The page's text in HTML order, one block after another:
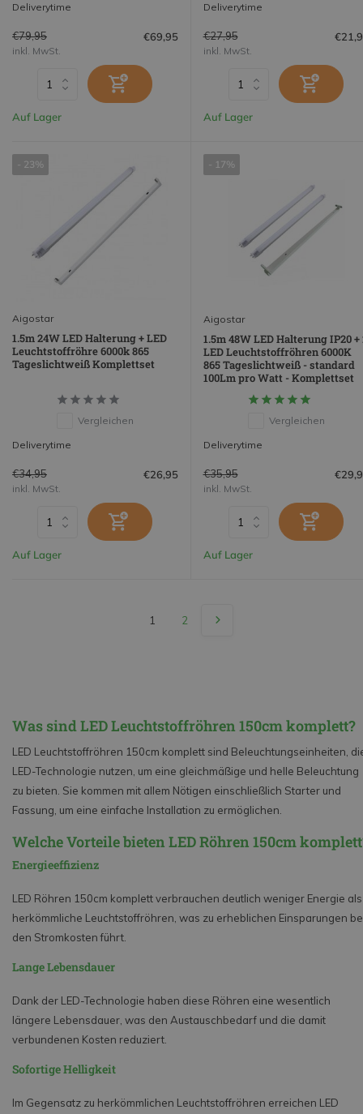
Deliverytime
€79,95 €69,95
inkl. MwSt.
Auf Lager
Deliverytime
€27,95
inkl. MwSt.
Auf Lager
- 23%
Aigostar
1.5m 24W LED Halterung + LED
Leuchtstoffröhre 6000k 865
Tageslichtweiß Komplettset
Vergleichen
Deliverytime
€34,95 €26,95
inkl. MwSt.
Auf Lager
- 17%
Aigostar
1.5m 48W LED Halterung IP20 +
LED Leuchtstoffröhren 6000K
865 Tageslichtweiß - standard
100Lm pro Watt - Komplettset
Vergleichen
Deliverytime
€35,95
inkl. MwSt.
Auf Lager
1 2
Was sind LED Leuchtstoffröhren 150cm komplett?
LED Leuchtstoffröhren 150cm komplett sind Beleuchtungseinheiten,
LED-Technologie nutzen, um eine gleichmäßige und helle Beleuchtung
zu bieten. Sie kommen mit allem Nötigen einschließlich Starter und
Fassung, um eine einfache Installation zu ermöglichen.
Welche Vorteile bieten LED Röhren 150cm
Energieeffizienz
LED Röhren 150cm komplett verbrauchen deutlich weniger Energie als
herkömmliche Leuchtstoffröhren, was zu erheblichen Einsparungen
den Stromkosten führt.
Lange Lebensdauer
Dank der LED-Technologie haben diese Röhren eine wesentlich
längere Lebensdauer, was den Austauschbedarf und die damit
verbundenen Kosten reduziert.
Sofortige Helligkeit
Im Gegensatz zu herkömmlichen Leuchtstoffröhren erreichen LED